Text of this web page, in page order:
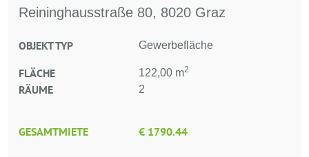
Reininghausstraße 80, 8020 Graz
OBJEKT TYP Gewerbefläche
FLÄCHE 122,00 m2
RÄUME 2
GESAMTMIETE € 1790.44